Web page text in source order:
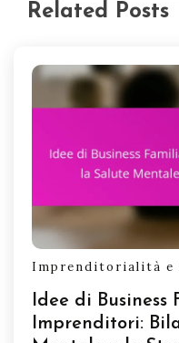
Related Posts
Imprenditorialità e
Idee di Business
Imprenditori: